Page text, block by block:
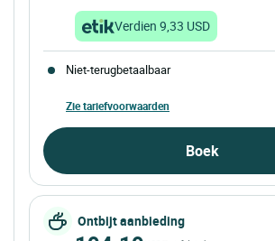
Verdien 9,33 USD
Niet-terugbetaalbaar
Zie tariefvoorwaarden
Boek
Ontbijt aanbieding